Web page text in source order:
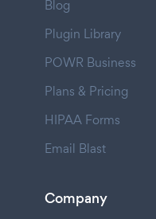
Blog
Plugin Library
POWR Business
Plans & Pricing
HIPAA Forms
Email Blast
Company